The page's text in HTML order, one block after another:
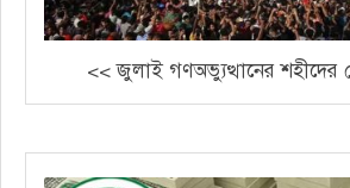
<< জুলাই গণঅভ্যুত্থানের শহীদের